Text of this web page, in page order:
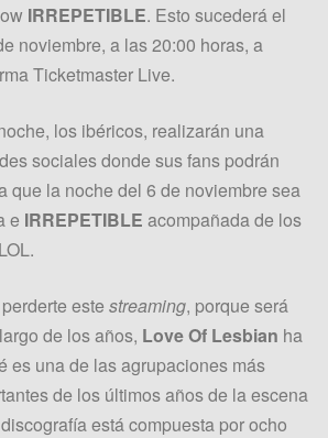
IRREPETIBLE. Esto sucederá el
noviembre, a las 20:00 horas, a
Ticketmaster Live.
los ibéricos, realizarán una
sociales donde sus fans podrán
que la noche del 6 de noviembre sea
e IRREPETIBLE acompañada de los
este streaming, porque será
de los años, Love Of Lesbian ha
es una de las agrupaciones más
de los últimos años de la escena
está compuesta por ocho